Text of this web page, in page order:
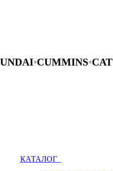
•CUMMINS•CAT
КАТАЛОГ